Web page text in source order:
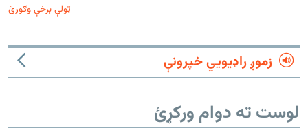
ټولې برخې وګورئ
زموږ راډیويي خپرونې
لوست ته دوام ورکړئ